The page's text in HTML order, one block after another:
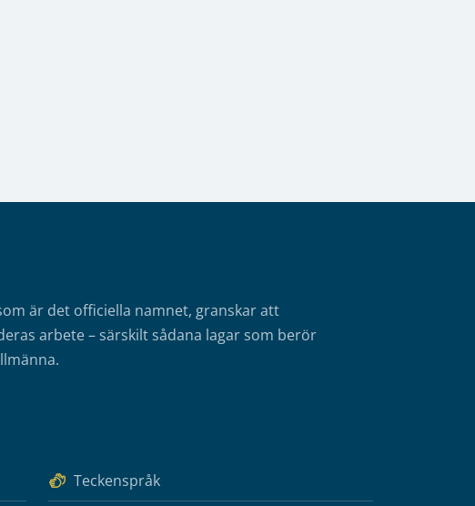
är det officiella namnet, granskar att
arbete – särskilt sådana lagar som berör
Teckenspråk